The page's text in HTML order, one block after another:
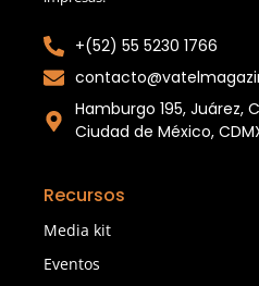
+(52) 55 5230 1766
Hamburgo 195, Juárez,
Ciudad de México,
Recursos
Media kit
Eventos